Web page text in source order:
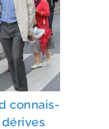
connais­
dérives